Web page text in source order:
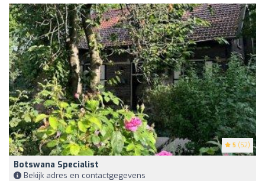
5 (52)
Botswana Specialist
Bekijk adres en contactgegevens